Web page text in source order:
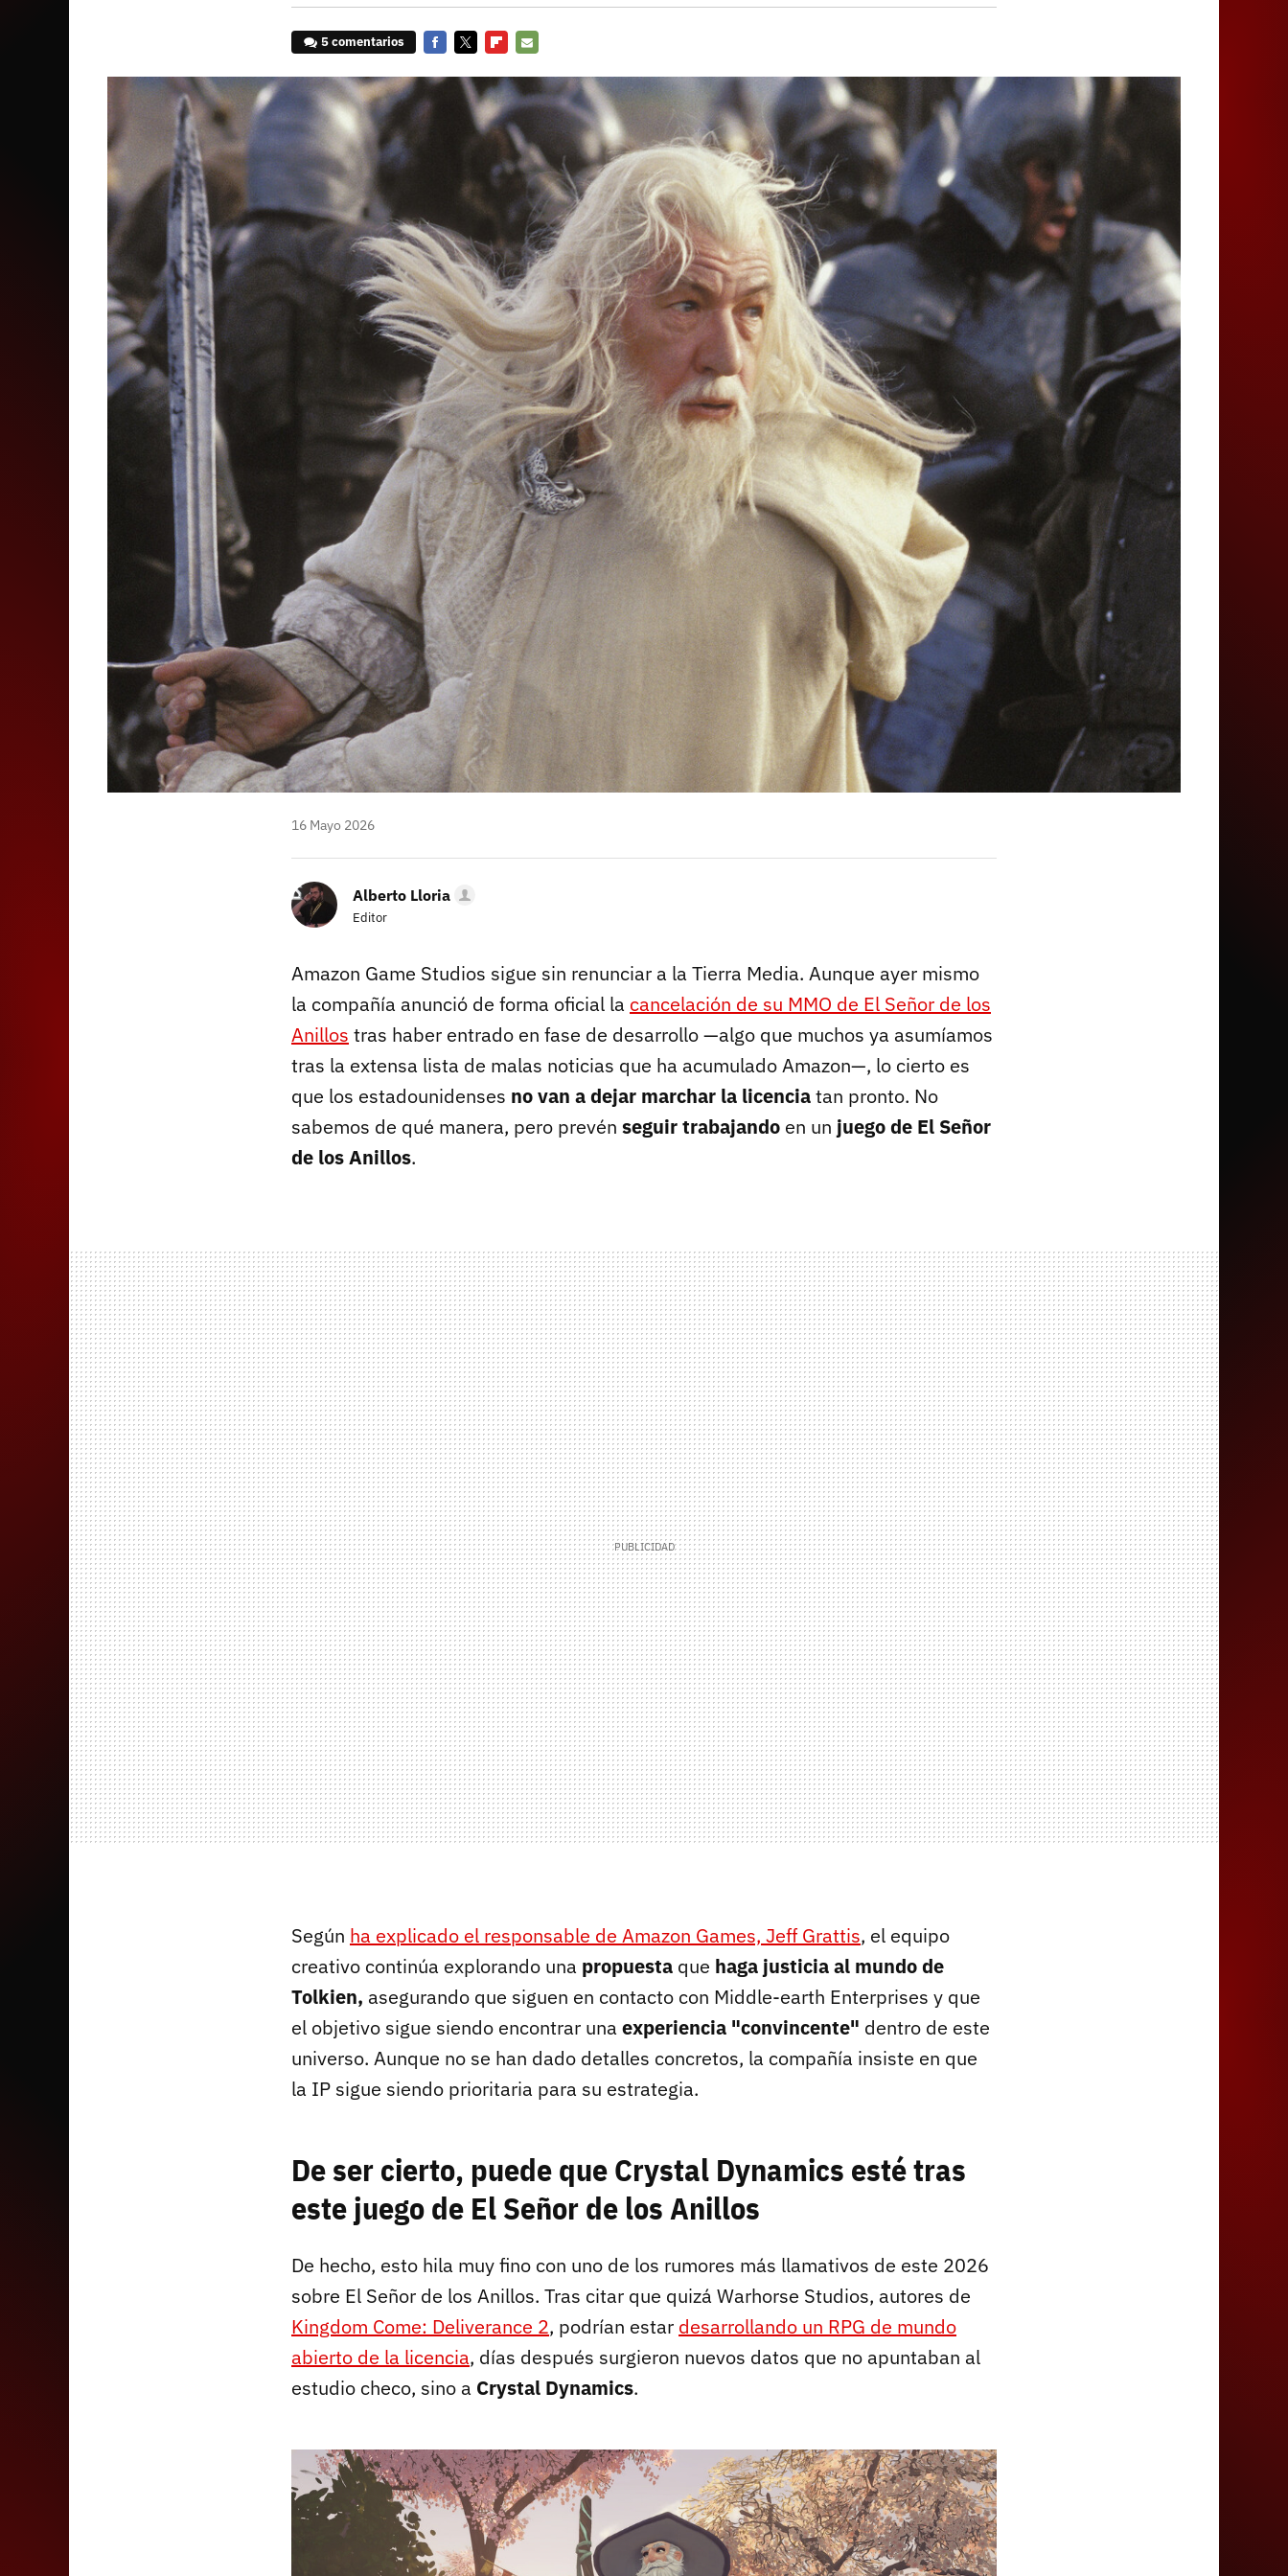
5 comentarios
mail
16 Mayo 2026
Alberto Lloria
Editor
Amazon Game Studios sigue sin renunciar a la Tierra Media. Aunque ayer mismo
la compañía anunció de forma oficial la cancelación de su MMO de El Señor de los
Anillos tras haber entrado en fase de desarrollo —algo que muchos ya asumíamos
tras la extensa lista de malas noticias que ha acumulado Amazon—, lo cierto es
que los estadounidenses no van a dejar marchar la licenciatan pronto. No
sabemos de qué manera, pero prevén seguir trabajando en un juego de El Señor
de los Anillos.
Según ha explicado el responsable de Amazon Games, Jeff Grattis, el equipo
creativo continúa explorando una propuesta que haga justiciaal mundo de
Tolkien, asegurando que siguen en contacto con Middle-earth Enterprises y que
el objetivo sigue siendo encontrar una experiencia "convincente" dentro de este
universo. Aunque no se han dado detalles concretos, la compañía insiste en que
la IP sigue siendo prioritaria para su estrategia.
De ser cierto, puede que Crystal Dynamics esté tras
este juego de El Señor de los Anillos
De hecho, esto hila muy fino con uno de los rumores más llamativos de este 2026
sobre El Señor de los Anillos. Tras citar que quizá Warhorse Studios, autores de
Kingdom Come: Deliverance 2, podrían estar desarrollando un RPG de mundo
abierto de la licencia, días después surgieron nuevos datos que no apuntaban al
estudio checo, sino a Crystal Dynamics.